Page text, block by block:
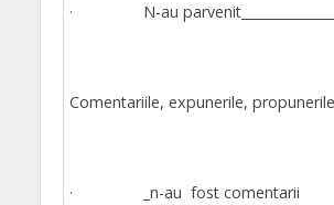
· N-au
Comentariile, expunerile,
· _n-au fost comentarii